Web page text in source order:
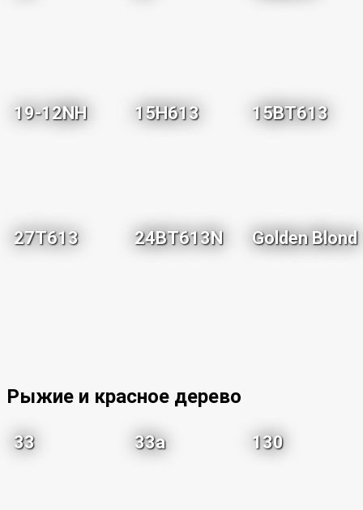
19-12NH 15H613 15BT613
27T613 24BT613N Golden Blond
Рыжие и красное дерево
33 33a 130